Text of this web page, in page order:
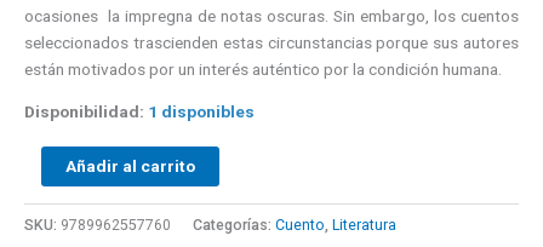
ocasiones la impregna de notas oscuras. Sin embargo, los cuentos
seleccionados trascienden estas circunstancias porque sus autores
están motivados por un interés auténtico por la condición humana.
Disponibilidad: 1 disponibles
Añadir al carrito
SKU: 9789962557760 Categorías: Cuento, Literatura